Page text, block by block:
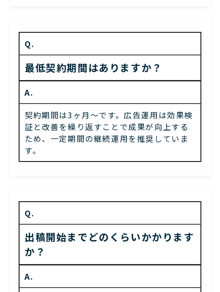
Q.
最低契約期間はありますか？
A.
契約期間は3ヶ月〜です。広告運用は効果検
証と改善を繰り返すことで成果が向上する
ため、一定期間の継続運用を推奨していま
す。
Q.
出稿開始までどのくらいかかります
か？
A.